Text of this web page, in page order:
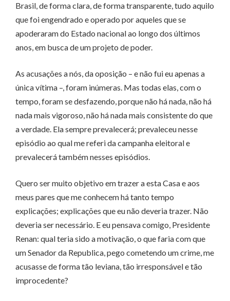
Brasil, de forma clara, de forma transparente, tudo aquilo
que foi engendrado e operado por aqueles que se
apoderaram do Estado nacional ao longo dos últimos
anos, em busca de um projeto de poder.
As acusações a nós, da oposição – e não fui eu apenas a
única vítima –, foram inúmeras. Mas todas elas, com o
tempo, foram se desfazendo, porque não há nada, não há
nada mais vigoroso, não há nada mais consistente do que
a verdade. Ela sempre prevalecerá; prevaleceu nesse
episódio ao qual me referi da campanha eleitoral e
prevalecerá também nesses episódios.
Quero ser muito objetivo em trazer a esta Casa e aos
meus pares que me conhecem há tanto tempo
explicações; explicações que eu não deveria trazer. Não
deveria ser necessário. E eu pensava comigo, Presidente
Renan: qual teria sido a motivação, o que faria com que
um Senador da Republica, pego cometendo um crime, me
acusasse de forma tão leviana, tão irresponsável e tão
improcedente?